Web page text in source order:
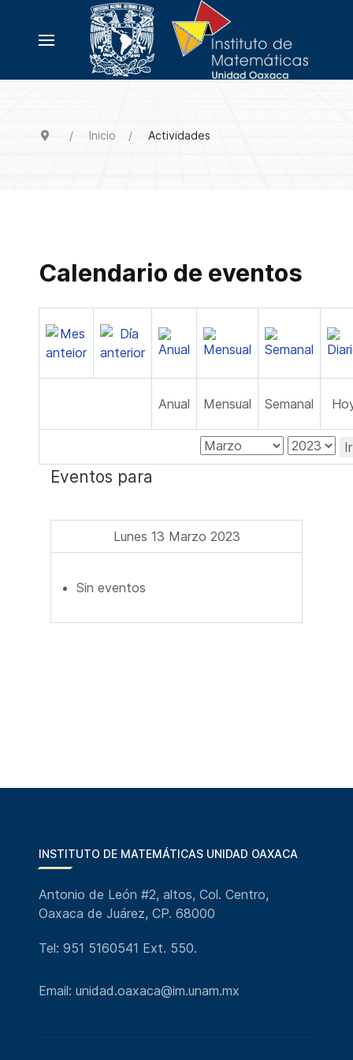
Inicio Actividades
Calendario de eventos
Anual Mensual Semanal
Eventos para
Lunes 13 Marzo 2023
Sin eventos
INSTITUTO DE MATEMÁTICAS UNIDAD OAXACA
Antonio de León #2, altos, Col. Centro,
Oaxaca de Juárez, CP. 68000
Tel: 951 5160541 Ext. 550.
Email: unidad.oaxaca@im.unam.mx